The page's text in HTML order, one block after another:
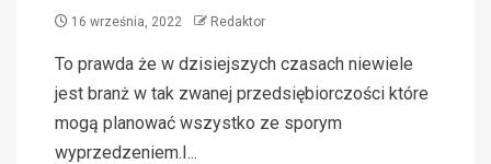
16 września, 2022 Redaktor
To prawda że w dzisiejszych czasach niewiele
jest branż w tak zwanej przedsiębiorczości które
mogą planować wszystko ze sporym
wyprzedzeniem.I...